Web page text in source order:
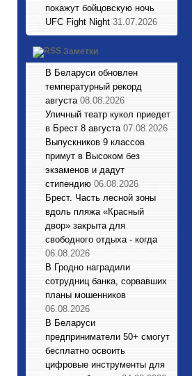
покажут бойцовскую ночь
UFC Fight Night 31.07.2026
Заметки
В Беларуси обновлен
температурный рекорд
августа 08.08.2026
Уличный театр кукол приедет
в Брест 8 августа 07.08.2026
Выпускников 9 классов
примут в Высоком без
экзаменов и дадут
стипендию 06.08.2026
Брест. Часть лесной зоны
вдоль пляжа «Красный
двор» закрыта для
свободного отдыха - когда
06.08.2026
В Гродно наградили
сотрудниц банка, сорвавших
планы мошенников
06.08.2026
В Беларуси
предприниматели 50+ смогут
бесплатно освоить
цифровые инструменты для